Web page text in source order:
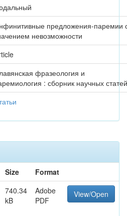
предложения-паремии
невозможности
фразеология и
: сборник научных статей
Size
Format
740.34
kB
Adobe
PDF
View/Open